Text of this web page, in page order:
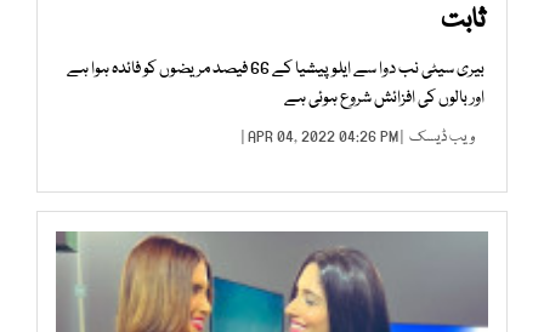
ثابت
بیری سیٹی نب دوا سے ایلوپیشیا کے 66 فیصد مریضوں کو فائدہ ہوا ہے
اور بالوں کی افزائش شروع ہوئی ہے
ویب ڈیسک | APR 04, 2022 04:26 PM |